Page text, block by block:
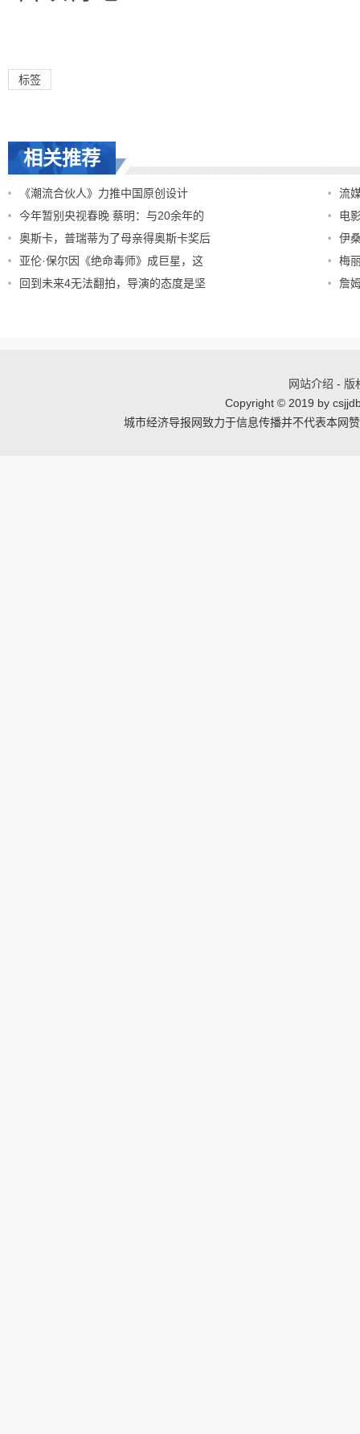
标签
相关推荐
《潮流合伙人》力推中国原创设计
流
今年暂别央视春晚 蔡明：与20余年的
电
奥斯卡，普瑞蒂为了母亲得奥斯卡奖后
伊
亚伦·保尔因《绝命毒师》成巨星，这
梅
回到未来4无法翻拍，导演的态度是坚
詹
网站介绍 - 版
Copyright © 2019 by
城市经济导报网致力于信息传播并不代表本网